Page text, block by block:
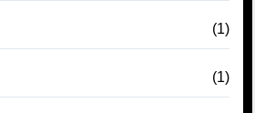
(1)
(1)